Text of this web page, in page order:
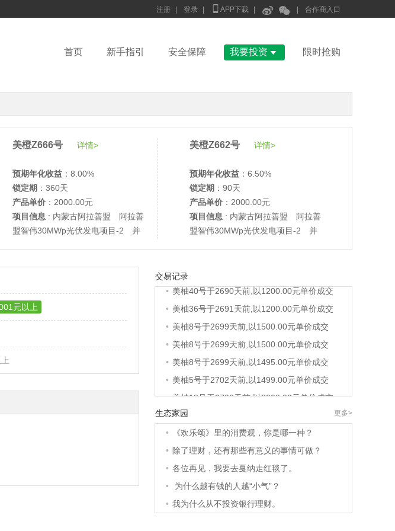
注册 登录  APP下载   合作商入口
首页 新手指引 安全保障 我要投资  限时抢购
美橙Z666号 详情>
预期年化收益 ：8.00%
锁定期 ：360天
产品单价 ：2000.00元
项目信息 : 内蒙古阿拉善盟 阿拉善
盟智伟30MWp光伏发电项目-2 并
美橙Z662号 详情>
预期年化收益 ：6.50%
锁定期 ：90天
产品单价 ：2000.00元
项目信息 : 内蒙古阿拉善盟 阿拉善
盟智伟30MWp光伏发电项目-2 并
元以上
交易记录
• 美柚40号于2690天前,以1200.00元单价成交
美柚36号于2691天前,以1200.00元单价成交
美柚8号于2699天前,以1500.00元单价成交
美柚8号于2699天前,以1500.00元单价成交
美柚8号于2699天前,以1495.00元单价成交
美柚5号于2702天前,以1499.00元单价成交
美柚18号于2702天前,以2000.00元单价成交
•
美柚3号于2703天前,以1500.00元单价成交
美柚38号于2703天前,以1500.00元单价成交
美柚20号于2717天前,以1495.00元单价成交
美柚38号于2720天前,以1500.00元单价成交
美柚10号于2720天前,以2000.00元单价成交
美柚8号于2722天前,以1490.00元单价成交
生态家园 更多>
•
《欢乐颂》里的消费观，你是哪一种？
• 除了理财，还有那些有意义的事情可做？
• 各位再见，我要去戛纳走红毯了。
•
为什么越有钱的人越“小气”？
• 我为什么从不投资银行理财。